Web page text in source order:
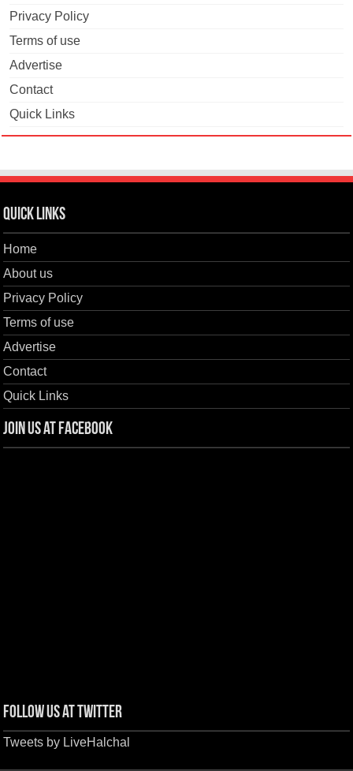
Privacy Policy
Terms of use
Advertise
Contact
Quick Links
Quick Links
Home
About us
Privacy Policy
Terms of use
Advertise
Contact
Quick Links
Join us at Facebook
Follow us at Twitter
Tweets by LiveHalchal